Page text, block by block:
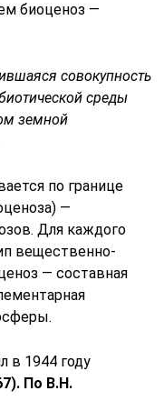
биоценоз —
совокуп­ность
среды
земной
по границе
—
Для каждого
вещественно-
— составная
в 1944 году
По В.Н.